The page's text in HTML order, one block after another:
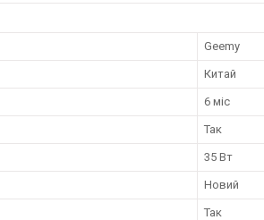
Geemy
Китай
6 міс
Так
35 Вт
Новий
Так